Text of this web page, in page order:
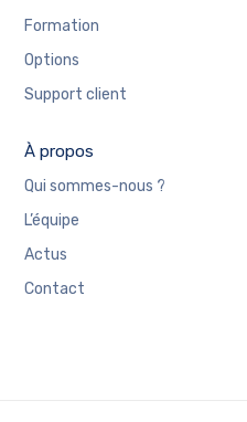
Formation
Options
Support client
À propos
Qui sommes-nous ?
L’équipe
Actus
Contact